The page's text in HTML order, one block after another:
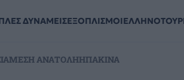
ΔΥΝΑΜΕΙΣΕΞΟΠΛΙΣΜΟΙ
ΜΕΣΗ ΑΝΑΤΟΛΗΗΠΑΚΙΝΑ